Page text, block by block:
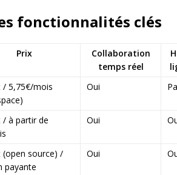
fonctionnalités clés
Prix
Collaboration
temps réel
/ 5,75€/mois
Oui
/ à partir de
Oui
(open source) /
payante
Oui